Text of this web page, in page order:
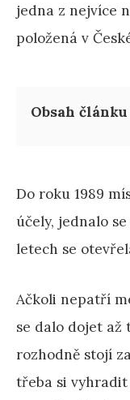
jedna z nejvíce
položená v
Obsah článku
Do roku 1989
účely, jednalo
letech se
Ačkoli nepatří
se dalo dojet až
rozhodně stojí
třeba si vyhradit